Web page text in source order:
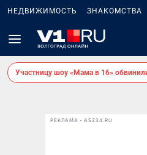
НЕДВИЖИМОСТЬ ЗНАКОМСТВА
Участницу шоу «Мама в 16»
РЕКЛАМА • ASZ34.RU